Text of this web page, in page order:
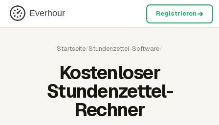
Everhour Registrieren
Startseite/Stundenzettel-Software/
Kostenloser
Stundenzettel-
Rechner